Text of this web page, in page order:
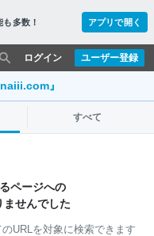
多数！ アプリで開く
ユーザー登録
ログイン
』
すべて
ページへの
ませんでした
URLを対象に検索できます